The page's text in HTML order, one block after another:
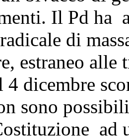
Il Pd ha
di
estraneo
dicembre
sono
ad